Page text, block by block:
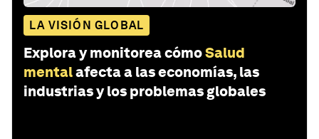
LA VISIÓN GLOBAL
Explora y monitorea cómoSalud
mentalafecta a las economías, las
industrias y los problemas globales